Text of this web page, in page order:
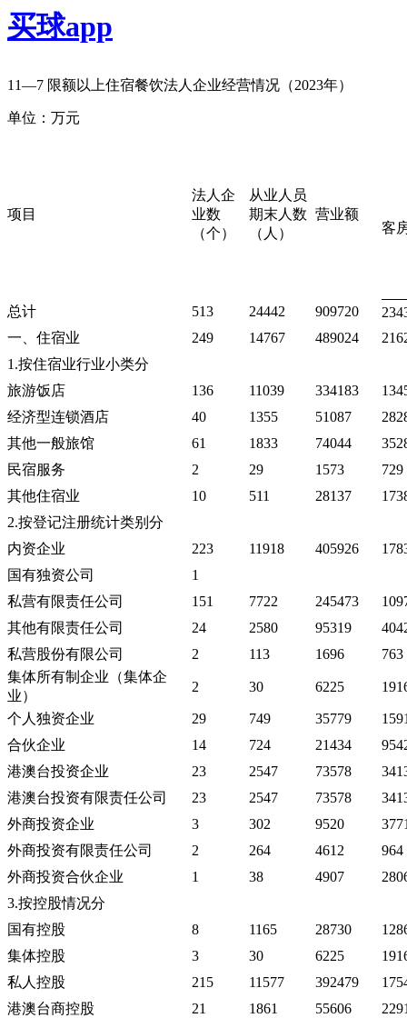
买球app
11—7 限额以上住宿餐饮法人企业经营情况（2023年）
单位：万元
项目
法人企
业数
（个）
从业人员
期末人数
（人）
营业额
客
总计 513 24442 909720
一、住宿业
249 14767 489024
1.按住宿业行业小类分
旅游饭店
136 11039 334183
经济型连锁酒店
40 1355 51087
其他一般旅馆
61 1833 74044
民宿服务
2 29 1573
729
其他住宿业
10 511 28137
2.按登记注册统计类别分
内资企业
223 11918 405926
国有独资公司
1
私营有限责任公司
151 7722 245473
其他有限责任公司
24 2580 95319
私营股份有限公司
2 113 1696
763
集体所有制企业（集体企
业）
2 30 6225
个人独资企业 29 749 35779
合伙企业
14 724 21434
港澳台投资企业
23 2547 73578
港澳台投资有限责任公司
23 2547 73578
外商投资企业
3 302 9520
外商投资有限责任公司
2 264 4612
964
外商投资合伙企业
1 38 4907
3.按控股情况分
国有控股
8 1165 28730
集体控股
3 30 6225
私人控股
215 11577 392479
港澳台商控股
21 1861 55606